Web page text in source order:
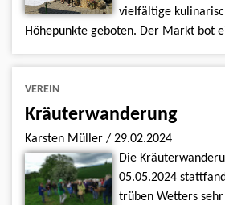
vielfältige
Höhepunkte geboten. Der Markt bot
VEREIN
Kräuterwanderung
Karsten Müller / 29.02.2024
Die
05.05.2024
trüben Wetters